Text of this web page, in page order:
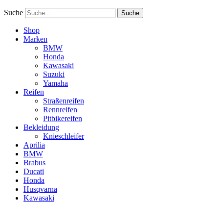
Suche Suche
Shop
Marken
BMW
Honda
Kawasaki
Suzuki
Yamaha
Reifen
Straßenreifen
Rennreifen
Pitbikereifen
Bekleidung
Knieschleifer
Aprilia
BMW
Brabus
Ducati
Honda
Husqvarna
Kawasaki